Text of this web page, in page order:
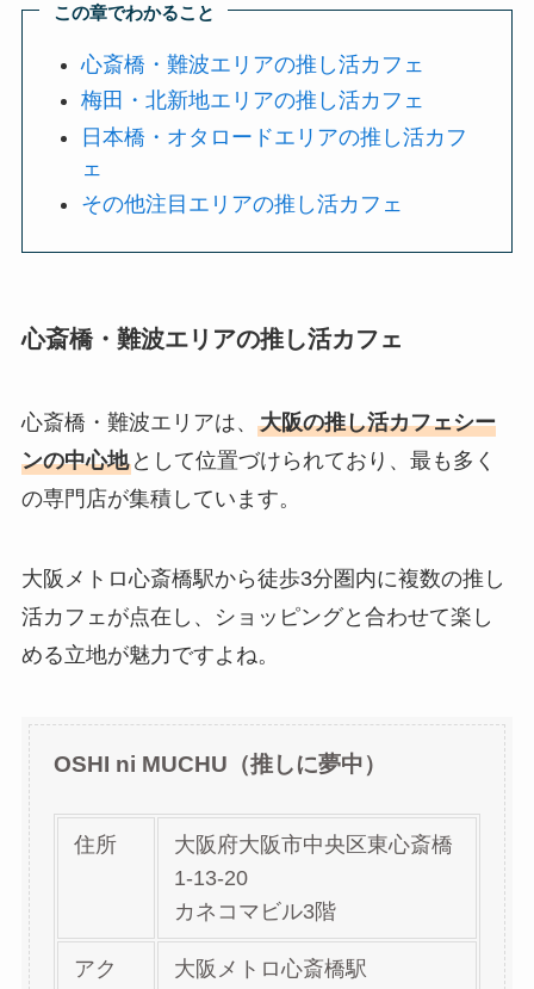
この章でわかること
心斎橋・難波エリアの推し活カフェ
梅田・北新地エリアの推し活カフェ
日本橋・オタロードエリアの推し活カフ
ェ
その他注目エリアの推し活カフェ
心斎橋・難波エリアの推し活カフェ
心斎橋・難波エリアは、 大阪の推し活カフェシー
ンの中心地として位置づけられており、最も多く
の専門店が集積しています。
大阪メトロ心斎橋駅から徒歩3分圏内に複数の推し
活カフェが点在し、ショッピングと合わせて楽し
める立地が魅力ですよね。
OSHI ni MUCHU（推しに夢中）
住所
大阪府大阪市中央区東心斎橋
1-13-20
カネコマビル3階
アク
大阪メトロ心斎橋駅